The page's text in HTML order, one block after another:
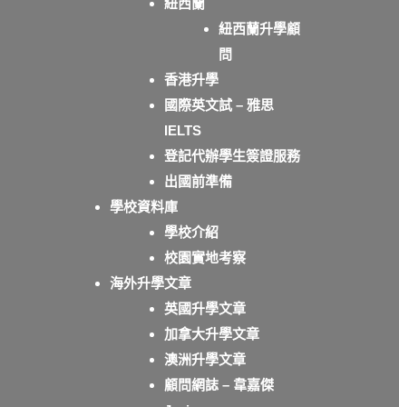
紐西蘭升學顧
問
香港升學
國際英文試 – 雅思
IELTS
登記代辦學生簽證服務
出國前準備
學校資料庫
學校介紹
校園實地考察
海外升學文章
英國升學文章
加拿大升學文章
澳洲升學文章
顧問網誌 – 韋嘉傑